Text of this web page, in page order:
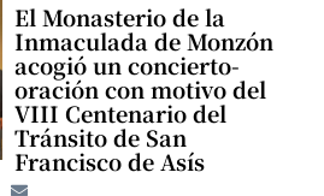
El Monasterio de la
Inmaculada de Monzón
acogió un concierto-
oración con motivo del
VIII Centenario del
Tránsito de San
Francisco de Asís